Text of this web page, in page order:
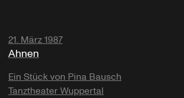
21. März 1987
Ahnen
Ein Stück von Pina Bausch
Tanztheater Wuppertal